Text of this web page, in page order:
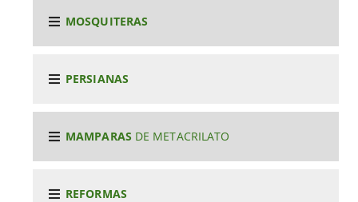
MOSQUITERAS
PERSIANAS
MAMPARAS DE METACRILATO
REFORMAS